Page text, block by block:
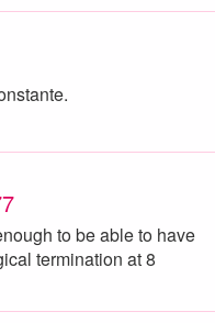
to be able to have
termination at 8